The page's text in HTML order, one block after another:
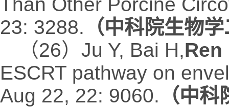
23: 3288. （中科院生物
（26）Ju Y, Bai H,Ren
ESCRT pathway on
Aug 22, 22: 9060. （中